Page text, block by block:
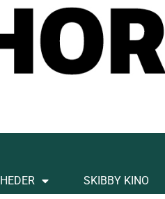
SKIBBY KINO